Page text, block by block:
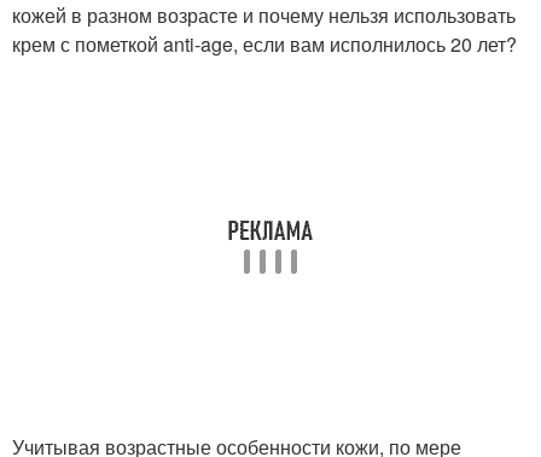
кожей в разном возрасте и почему нельзя использовать
крем с пометкой anti-age, если вам исполнилось 20 лет?
Учитывая возрастные особенности кожи, по мере